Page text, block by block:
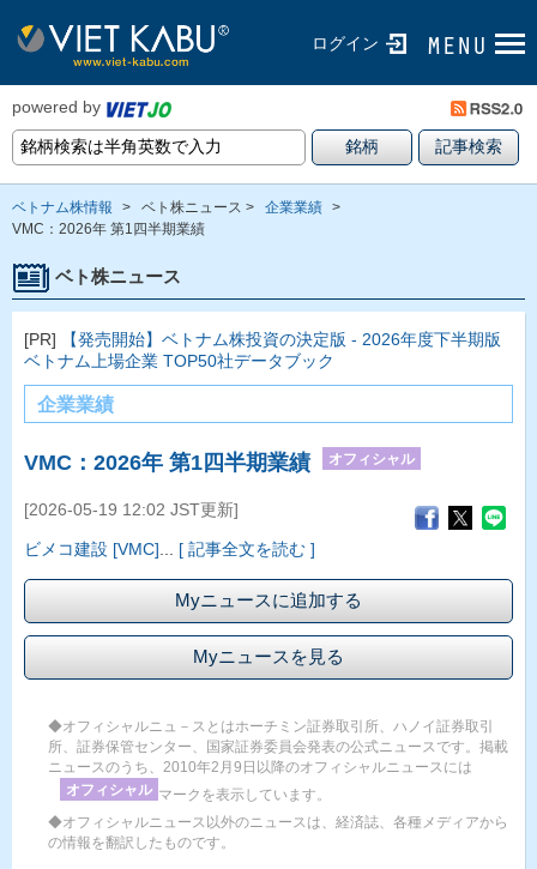
ログイン
powered by
ベトナム株情報 > ベト株ニュース > 企業業績 >
VMC：2026年 第1四半期業績
ベト株ニュース
[PR]
【発売開始】ベトナム株投資の決定版 - 2026年度下半期版
ベトナム上場企業 TOP50社データブック
企業業績
VMC：2026年 第1四半期業績 オフィシャル
[2026-05-19 12:02 JST更新]
ビメコ建設 [VMC] [ 記事全文を読む ]
Myニュースに追加する
Myニュースを見る
◆オフィシャルニュ－スとはホーチミン証券取引所、ハノイ証券取引
所、証券保管センター、国家証券委員会発表の公式ニュースです。掲載
ニュースのうち、2010年2月9日以降のオフィシャルニュースには
オフィシャル マークを表示しています。
◆オフィシャルニュース以外のニュースは、経済誌、各種メディアから
の情報を翻訳したものです。